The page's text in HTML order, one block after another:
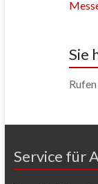
Sie
Service für